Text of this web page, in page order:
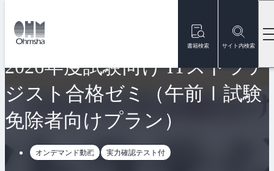
書籍検索 サイト内検索
トップ
2026年度試験向け ITストラテ
ジスト合格ゼミ（午前Ⅰ試験
免除者向けプラン）
オンデマンド動画 実力確認テスト付